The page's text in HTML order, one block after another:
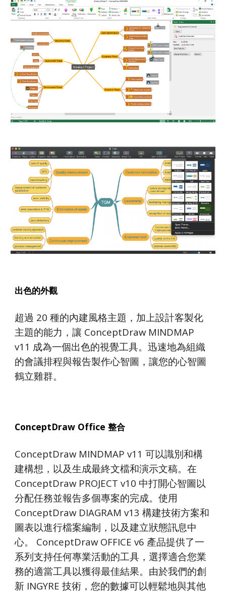
出色的外觀
超過 20 種的內建風格主題，加上設計客製化
主題的能力，讓 ConceptDraw MINDMAP
v11 成為一個出色的視覺工具。迅速地為組織
的會議排程與報告製作心智圖，讓您的心智圖
鶴立雞群。
ConceptDraw Office 整合
ConceptDraw MINDMAP v11 可以識別和構
建構想，以及生成最終文檔和演示文稿。在
ConceptDraw PROJECT v10 中打開心智圖以
分配任務並報告多個專案的完成。使用
ConceptDraw DIAGRAM v13 構建技術方案和
圖表以進行檔案編制，以及建立狀態訊息中
心。 ConceptDraw OFFICE v6 產品提供了一
系列支持任何專業活動的工具，選擇適合您業
務的適當工具以獲得最佳結果。由於我們的創
新 INGYRE 技術，您的數據可以輕鬆地與其他